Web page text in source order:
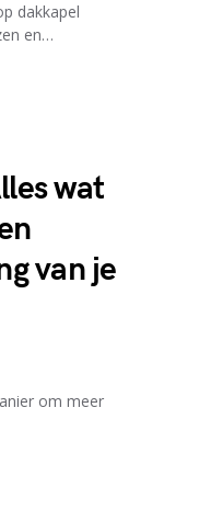
dakkapel
en…
wat
van je
om meer